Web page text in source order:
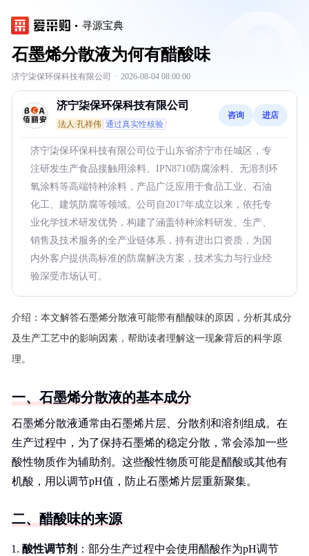
寻源宝典
石墨烯分散液为何有醋酸味
济宁柒保环保科技有限公司 · 2026-08-04 08:00:00
济宁柒保环保科技有限公司
法人:孔祥伟 通过真实性核验
咨询 进店
济宁柒保环保科技有限公司位于山东省济宁市任城区，专
注研发生产食品接触用涂料、IPN8710防腐涂料、无溶剂环
氧涂料等高端特种涂料，产品广泛应用于食品工业、石油
化工、建筑防腐等领域。公司自2017年成立以来，依托专
业化学技术研发优势，构建了涵盖特种涂料研发、生产、
销售及技术服务的全产业链体系，持有进出口资质，为国
内外客户提供高标准的防腐解决方案，技术实力与行业经
验深受市场认可。
介绍： 本文解答石墨烯分散液可能带有醋酸味的原因，分析其成分
及生产工艺中的影响因素，帮助读者理解这一现象背后的科学原
理。
一、石墨烯分散液的基本成分
石墨烯分散液通常由石墨烯片层、分散剂和溶剂组成。在
生产过程中，为了保持石墨烯的稳定分散，常会添加一些
酸性物质作为辅助剂。这些酸性物质可能是醋酸或其他有
机酸，用以调节pH值，防止石墨烯片层重新聚集。
二、醋酸味的来源
酸性调节剂 ：部分生产过程中会使用醋酸作为pH调节